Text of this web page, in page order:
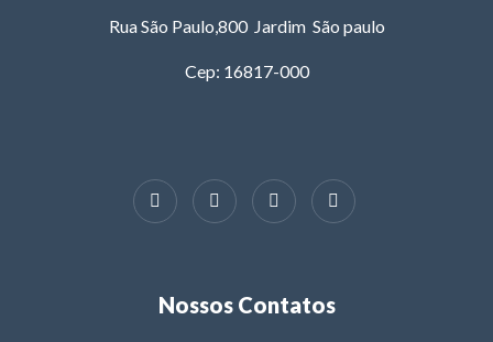
Rua São Paulo,800 Jardim São paulo
Cep: 16817-000
Nossos Contatos